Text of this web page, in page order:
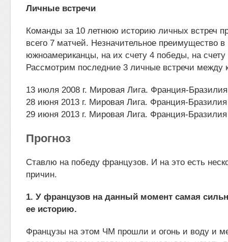
Личные встречи
Команды за 10 летнюю историю личных встреч
всего 7 матчей. Незначительное преимущество
южноамериканцы, на их счету 4 победы, на счету
Рассмотрим последние 3 личные встречи между
13 июля 2008 г. Мировая Лига. Франция-
28 июня 2013 г. Мировая Лига. Франция-
29 июня 2013 г. Мировая Лига. Франция-
Прогноз
Ставлю на победу французов. И на это есть
причин.
1. У французов на данный момент самая
ее историю.
Французы на этом ЧМ прошли и огонь и воду и